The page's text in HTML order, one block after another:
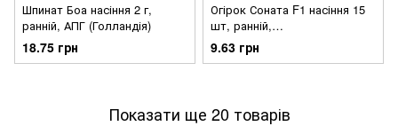
Шпинат Боа насіння 2 г,
ранній, АПГ (Голландія)
18.75 грн
Огірок Соната F1 насіння 15
шт, ранній,
бджолозапильний, НК Еліт
(Голландія)
9.63 грн
Показати ще 20 товарів